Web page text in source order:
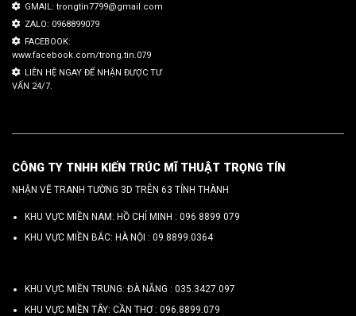
GMAIL: trongtin7799@gmail.com
ZALO: 0968899079
FACEBOOK:
www.facebook.com/trong.tin.079
LIÊN HỆ NGAY ĐỂ NHẬN ĐƯỢC TƯ
VẤN 24/7.
CÔNG TY TNHH KIẾN TRÚC MĨ THUẬT TRỌNG TÍN
NHẬN VẼ TRANH TƯỜNG 3D TRÊN 63 TỈNH THÀNH
KHU VỰC MIỀN NAM: HỒ CHÍ MINH : 096 8899 079
KHU VỰC MIỀN BẮC: HÀ NỘI : 09.8899.0364
KHU VỰC MIỀN TRUNG: ĐÀ NẴNG : 035.3427.097
KHU VỰC MIỀN TÂY: CẦN THƠ : 096.8899.079